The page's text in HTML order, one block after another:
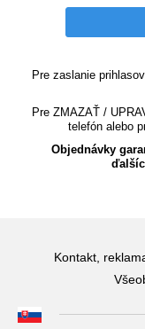
Pre zaslanie
Pre ZMAZAŤ /
telefón alebo
Objednávky
Kontakt,